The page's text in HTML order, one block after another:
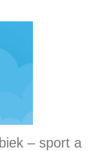
– sport a